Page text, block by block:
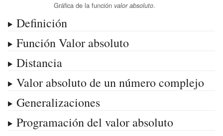
Gráfica de la función valor absoluto.
Definición
Función Valor absoluto
Distancia
Valor absoluto de un número complejo
Generalizaciones
Programación del valor absoluto